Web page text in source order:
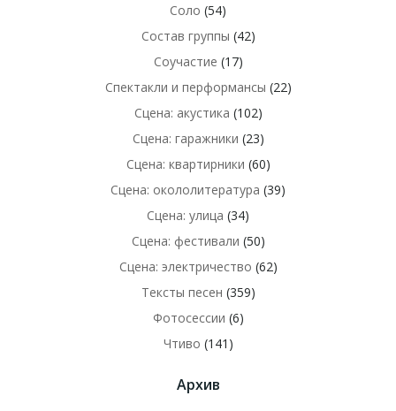
Соло (54)
Состав группы (42)
Соучастие (17)
Спектакли и перформансы (22)
Сцена: акустика (102)
Сцена: гаражники (23)
Сцена: квартирники (60)
Сцена: окололитература (39)
Сцена: улица (34)
Сцена: фестивали (50)
Сцена: электричество (62)
Тексты песен (359)
Фотосессии (6)
Чтиво (141)
Архив